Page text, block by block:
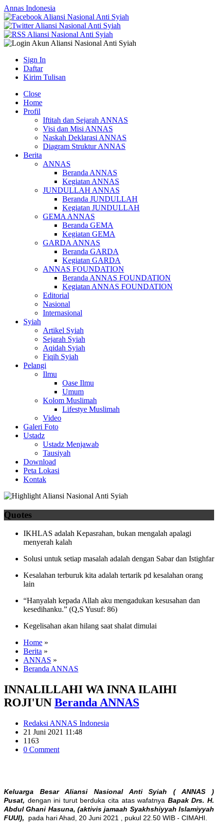
Annas Indonesia
Sign In
Daftar
Kirim Tulisan
Close
Home
Profil
Iftitah dan Sejarah ANNAS
Visi dan Misi ANNAS
Naskah Deklarasi ANNAS
Diagram Struktur ANNAS
Berita
ANNAS
Beranda ANNAS
Kegiatan ANNAS
JUNDULLAH ANNAS
Beranda JUNDULLAH
Kegiatan JUNDULLAH
GEMA ANNAS
Beranda GEMA
Kegiatan GEMA
GARDA ANNAS
Beranda GARDA
Kegiatan GARDA
ANNAS FOUNDATION
Beranda ANNAS FOUNDATION
Kegiatan ANNAS FOUNDATION
Editorial
Nasional
Internasional
Syiah
Artikel Syiah
Sejarah Syiah
Aqidah Syiah
Fiqih Syiah
Pelangi
Ilmu
Oase Ilmu
Umum
Kolom Muslimah
Lifestye Muslimah
Video
Galeri Foto
Ustadz
Ustadz Menjawab
Tausiyah
Download
Peta Lokasi
Kontak
Quotes
IKHLAS adalah Kepasrahan, bukan mengalah apalagi
menyerah kalah
Solusi untuk setiap masalah adalah dengan Sabar dan Istighfar
Kesalahan terburuk kita adalah tertarik pd kesalahan orang
lain
“Hanyalah kepada Allah aku mengadukan kesusahan dan
kesedihanku.” (Q,S Yusuf: 86)
Kegelisahan akan hilang saat shalat dimulai
Home »
Berita »
ANNAS »
Beranda ANNAS
INNALILLAHI WA INNA ILAIHI
ROJI'UN Beranda ANNAS
Redaksi ANNAS Indonesia
21 Juni 2021 11:48
1163
0 Comment
Keluarga Besar Aliansi Nasional Anti Syiah ( ANNAS )
Pusat, dengan ini turut berduka cita atas wafatnya Bapak Drs. H.
Abdul Ghani Hasuna, (aktivis jamaah Syakhshiyyah Islamiyyah
FUUI)​, pada hari Ahad, 20 Juni 2021 , pukul 22.50 WIB - CIMAHI.